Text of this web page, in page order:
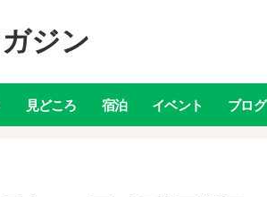
見どころ 宿泊 イベント ブログ